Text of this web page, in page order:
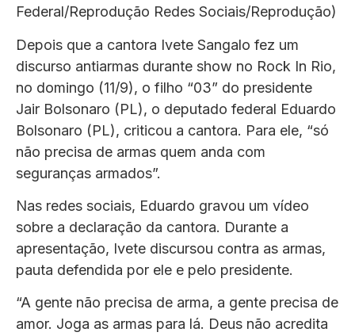
Federal/Reprodução Redes Sociais/Reprodução)
Depois que a cantora Ivete Sangalo fez um
discurso antiarmas durante show no Rock In Rio,
no domingo (11/9), o filho “03” do presidente
Jair Bolsonaro (PL), o deputado federal Eduardo
Bolsonaro (PL), criticou a cantora. Para ele, “só
não precisa de armas quem anda com
seguranças armados”.
Nas redes sociais, Eduardo gravou um vídeo
sobre a declaração da cantora. Durante a
apresentação, Ivete discursou contra as armas,
pauta defendida por ele e pelo presidente.
“A gente não precisa de arma, a gente precisa de
amor. Joga as armas para lá. Deus não acredita